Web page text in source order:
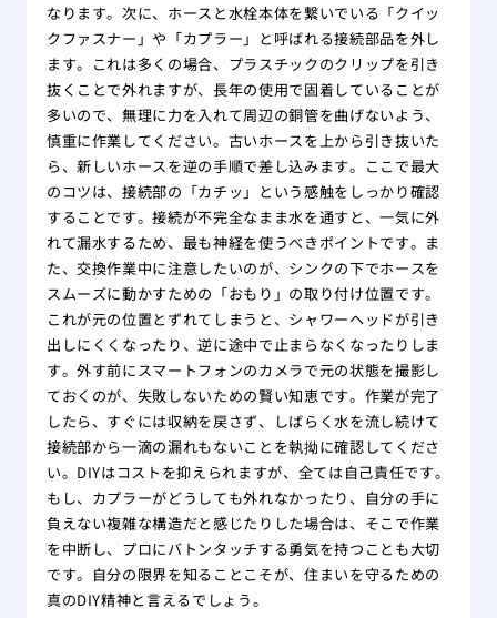
なります。次に、ホースと水栓本体を繋いでいる「クイッ
クファスナー」や「カプラー」と呼ばれる接続部品を外し
ます。これは多くの場合、プラスチックのクリップを引き
抜くことで外れますが、長年の使用で固着していることが
多いので、無理に力を入れて周辺の銅管を曲げないよう、
慎重に作業してください。古いホースを上から引き抜いた
ら、新しいホースを逆の手順で差し込みます。ここで最大
のコツは、接続部の「カチッ」という感触をしっかり確認
することです。接続が不完全なまま水を通すと、一気に外
れて漏水するため、最も神経を使うべきポイントです。ま
た、交換作業中に注意したいのが、シンクの下でホースを
スムーズに動かすための「おもり」の取り付け位置です。
これが元の位置とずれてしまうと、シャワーヘッドが引き
出しにくくなったり、逆に途中で止まらなくなったりしま
す。外す前にスマートフォンのカメラで元の状態を撮影し
ておくのが、失敗しないための賢い知恵です。作業が完了
したら、すぐには収納を戻さず、しばらく水を流し続けて
接続部から一滴の漏れもないことを執拗に確認してくださ
い。DIYはコストを抑えられますが、全ては自己責任です。
もし、カプラーがどうしても外れなかったり、自分の手に
負えない複雑な構造だと感じたりした場合は、そこで作業
を中断し、プロにバトンタッチする勇気を持つことも大切
です。自分の限界を知ることこそが、住まいを守るための
真のDIY精神と言えるでしょう。